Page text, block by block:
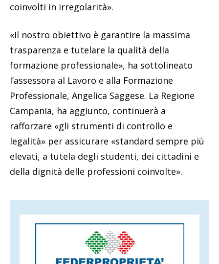
coinvolti in irregolarità».
«Il nostro obiettivo è garantire la massima
trasparenza e tutelare la qualità della
formazione professionale», ha sottolineato
l’assessora al Lavoro e alla Formazione
Professionale, Angelica Saggese. La Regione
Campania, ha aggiunto, continuerà a
rafforzare «gli strumenti di controllo e
legalità» per assicurare «standard sempre più
elevati, a tutela degli studenti, dei cittadini e
della dignità delle professioni coinvolte».